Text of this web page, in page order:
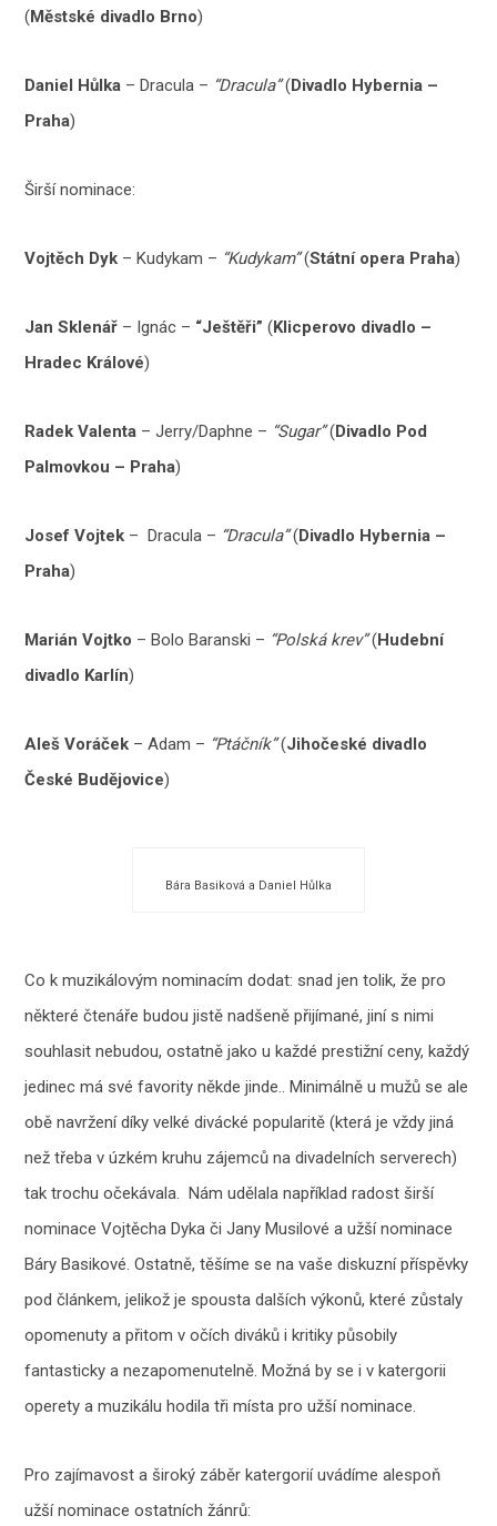
(Městské divadlo Brno)
Daniel Hůlka – Dracula – “Dracula”(Divadlo Hybernia –
Praha)
Širší nominace:
Vojtěch Dyk – Kudykam – “Kudykam”(Státní opera Praha)
Jan Sklenář – Ignác – “Ještěři” (Klicperovo divadlo –
Hradec Králové)
Radek Valenta – Jerry/Daphne – “Sugar”(Divadlo Pod
Palmovkou – Praha)
Josef Vojtek – Dracula – “Dracula”(Divadlo Hybernia –
Praha)
Marián Vojtko – Bolo Baranski – “Polská krev”(Hudební
divadlo Karlín)
Aleš Voráček – Adam – “Ptáčník”(Jihočeské divadlo
České Budějovice)
Bára Basiková a Daniel Hůlka
Co k muzikálovým nominacím dodat: snad jen tolik, že pro
některé čtenáře budou jistě nadšeně přijímané, jiní s nimi
souhlasit nebudou, ostatně jako u každé prestižní ceny, každý
jedinec má své favority někde jinde.. Minimálně u mužů se ale
obě navržení díky velké divácké popularitě (která je vždy jiná
než třeba v úzkém kruhu zájemců na divadelních serverech)
tak trochu očekávala. Nám udělala například radost širší
nominace Vojtěcha Dyka či Jany Musilové a užší nominace
Báry Basikové. Ostatně, těšíme se na vaše diskuzní příspěvky
pod článkem, jelikož je spousta dalších výkonů, které zůstaly
opomenuty a přitom v očích diváků i kritiky působily
fantasticky a nezapomenutelně. Možná by se i v katergorii
operety a muzikálu hodila tři místa pro užší nominace.
Pro zajímavost a široký záběr katergorií uvádíme alespoň
užší nominace ostatních žánrů: